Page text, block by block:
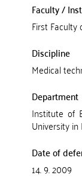
Faculty /
First Faculty
Discipline
Medical
Department
Institute of
University in
Date of
14. 9. 2009